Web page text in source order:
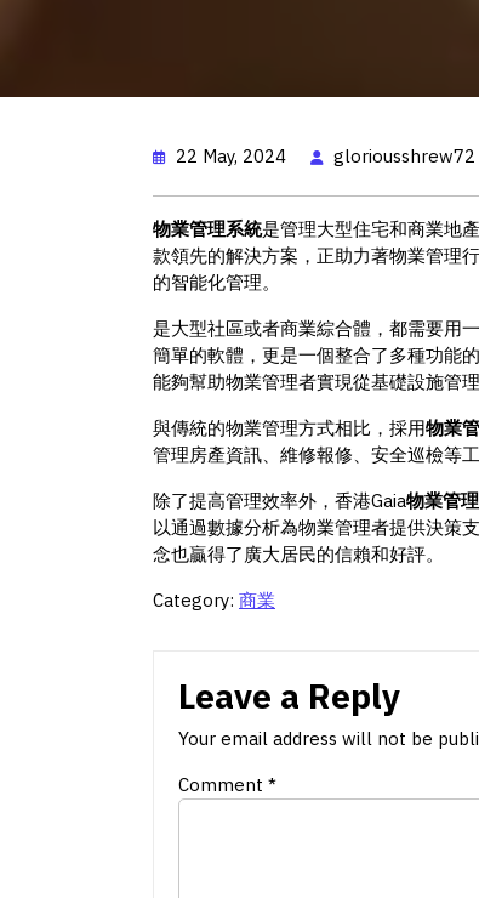
22 May, 2024 gloriousshrew72
物業管理系統是管理大型住宅和商業地
款領先的解決方案，正助力著物業管理
的智能化管理。
是大型社區或者商業綜合體，都需要用
簡單的軟體，更是一個整合了多種功能
能夠幫助物業管理者實現從基礎設施管
與傳統的物業管理方式相比，採用物業
管理房產資訊、維修報修、安全巡檢等
除了提高管理效率外，香港Gaia物業管
以通過數據分析為物業管理者提供決策
念也贏得了廣大居民的信賴和好評。
Category: 商業
Leave a Reply
Your email address will not be
Comment *